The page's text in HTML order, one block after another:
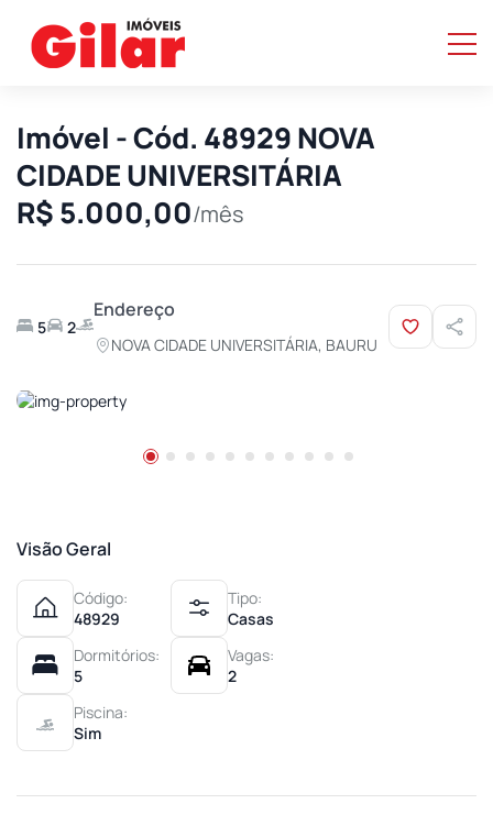
Imóvel - Cód. 48929 NOVA
CIDADE UNIVERSITÁRIA
R$ 5.000,00/mês
5 2
Endereço
NOVA CIDADE UNIVERSITÁRIA, BAURU
Visão Geral
Código:
48929
Tipo:
Casas
Dormitórios:
5
Vagas:
2
Piscina:
Sim